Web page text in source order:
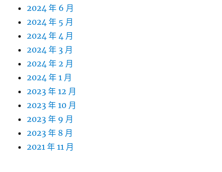
2024 年 6 月
2024 年 5 月
2024 年 4 月
2024 年 3 月
2024 年 2 月
2024 年 1 月
2023 年 12 月
2023 年 10 月
2023 年 9 月
2023 年 8 月
2021 年 11 月